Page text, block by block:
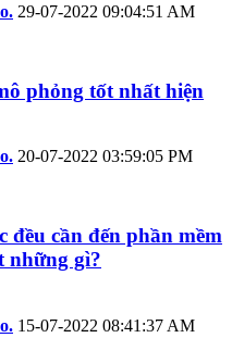
29-07-2022 09:04:51 AM
phỏng tốt nhất hiện
20-07-2022 03:59:05 PM
đều cần đến phần mềm
những gì?
15-07-2022 08:41:37 AM